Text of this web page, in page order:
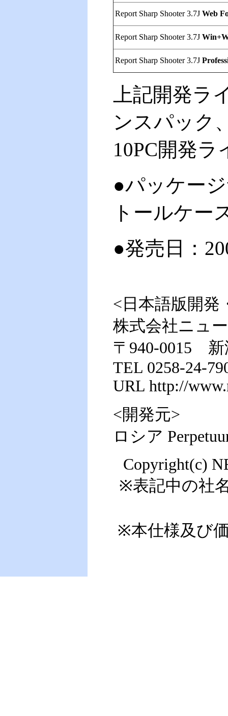
Report Sharp Shooter 3.7J Web
Report Sharp Shooter 3.7J
Report Sharp Shooter 3.7J
上記開発ラ
ンスパック
10PC開発
●パッケー
トールケー
●発売日：
<日本語版開発
株式会社ニュ
〒940-0015 新
TEL 0258-24-
URL http://
<開発元>
ロシア
Copyright(c)
※表記中の社
※本仕様及び